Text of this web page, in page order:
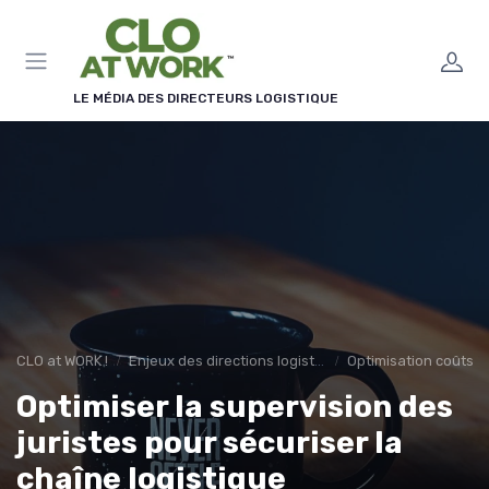
LE MÉDIA DES DIRECTEURS LOGISTIQUE
CLO at WORK ! Enjeux des directions logistiques Optimisation coûts
Optimiser la supervision des
juristes pour sécuriser la
chaîne logistique
Panneau de gestion des cookies